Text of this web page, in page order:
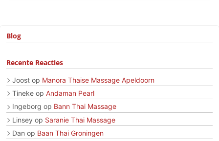
Blog
Recente Reacties
Joost op Manora Thaise Massage Apeldoorn
Tineke op Andaman Pearl
Ingeborg op Bann Thai Massage
Linsey op Saranie Thai Massage
Dan op Baan Thai Groningen